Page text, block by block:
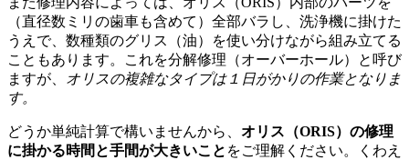
（直径数ミリの歯車も含めて）全部バラし、洗浄機に掛けた
うえで、数種類のグリス（油）を使い分けながら組み立てる
こともあります。これを分解修理（オーバーホール）と呼び
ますが、 オリスの複雑なタイプは１日がかりの作業となりま
す。
どうか単純計算で構いませんから、 オリス（ORIS）の修理
に掛かる時間と手間が大きいこと をご理解ください。くわえ